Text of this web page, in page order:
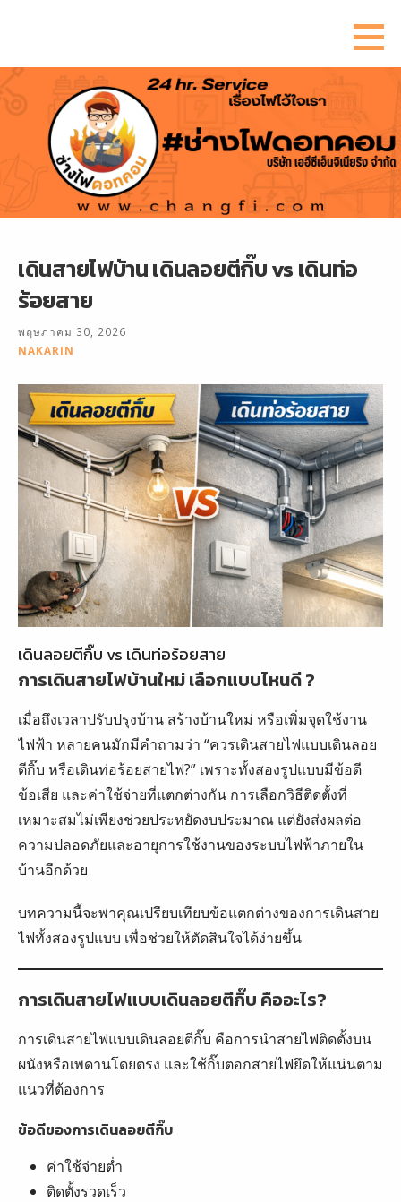
ยัง
เนื้อหา
เดินสายไฟบ้าน เดินลอยตีกิ๊บ vs เดินท่อ
ร้อยสาย
พฤษภาคม 30, 2026
NAKARIN
เดินลอยตีกิ๊บ vs เดินท่อร้อยสาย
การเดินสายไฟบ้านใหม่ เลือกแบบไหนดี ?
เมื่อถึงเวลาปรับปรุงบ้าน สร้างบ้านใหม่ หรือเพิ่มจุดใช้งาน
ไฟฟ้า หลายคนมักมีคำถามว่า “ควรเดินสายไฟแบบเดินลอย
ตีกิ๊บ หรือเดินท่อร้อยสายไฟ?” เพราะทั้งสองรูปแบบมีข้อดี
ข้อเสีย และค่าใช้จ่ายที่แตกต่างกัน การเลือกวิธีติดตั้งที่
เหมาะสมไม่เพียงช่วยประหยัดงบประมาณ แต่ยังส่งผลต่อ
ความปลอดภัยและอายุการใช้งานของระบบไฟฟ้าภายใน
บ้านอีกด้วย
บทความนี้จะพาคุณเปรียบเทียบข้อแตกต่างของการเดินสาย
ไฟทั้งสองรูปแบบ เพื่อช่วยให้ตัดสินใจได้ง่ายขึ้น
การเดินสายไฟแบบเดินลอยตีกิ๊บ คืออะไร?
การเดินสายไฟแบบเดินลอยตีกิ๊บ คือการนำสายไฟติดตั้งบน
ผนังหรือเพดานโดยตรง และใช้กิ๊บตอกสายไฟยึดให้แน่นตาม
แนวที่ต้องการ
ข้อดีของการเดินลอยตีกิ๊บ
ค่าใช้จ่ายต่ำ
ติดตั้งรวดเร็ว